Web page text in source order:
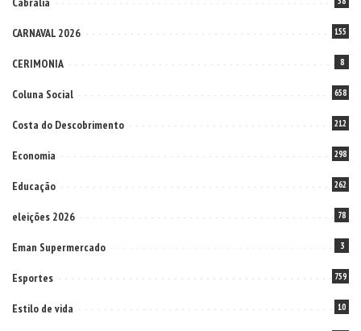
CARNAVAL 2026 155
CERIMONIA 8
Coluna Social 658
Costa do Descobrimento 212
Economia 298
Educação 262
eleições 2026 78
Eman Supermercado 3
Esportes 759
Estilo de vida 10